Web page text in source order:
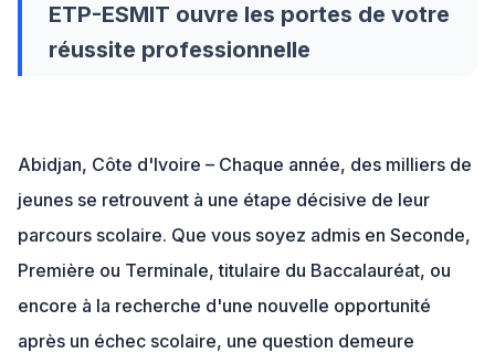
ETP-ESMIT ouvre les portes de votre
réussite professionnelle
Abidjan, Côte d'Ivoire – Chaque année, des milliers de
jeunes se retrouvent à une étape décisive de leur
parcours scolaire. Que vous soyez admis en Seconde,
Première ou Terminale, titulaire du Baccalauréat, ou
encore à la recherche d'une nouvelle opportunité
après un échec scolaire, une question demeure